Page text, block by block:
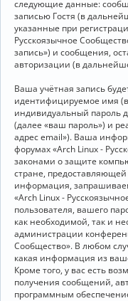
следующие данные:
записью Гостя (в
указанные при
Русскоязычное
запись») и сообщения,
авторизации (в
Ваша учётная запись
идентифицируемое имя
индивидуальный пароль
(далее «ваш пароль») и
адрес email»). Ваша
форумах «Arch Linux -
законами о защите
стране,
информация,
«Arch Linux -
пользователя, вашего
как необходимой, так и
администрации
Сообщество». В любом
какая информация из
Кроме того, у вас есть
получения сообщений,
программным